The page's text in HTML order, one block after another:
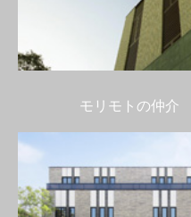
モリモトの仲介